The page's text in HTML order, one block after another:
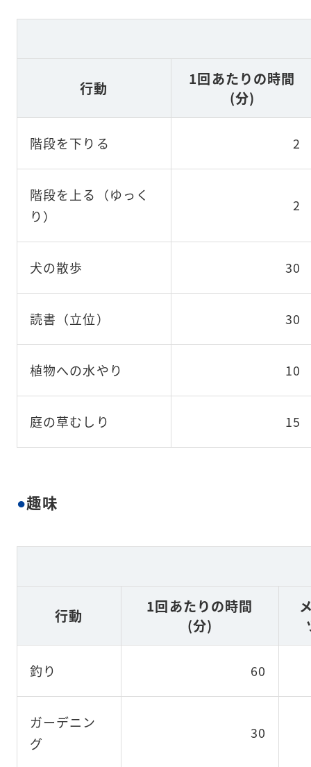
行動
1回あたりの時間
(分)
階段を下りる 2
階段を上る（ゆっく
り）
2
犬の散歩 30
読書（立位） 30
植物への水やり 10
庭の草むしり 15
趣味
行動
1回あたりの時間
(分)
釣り 60
ガーデニン
グ
30